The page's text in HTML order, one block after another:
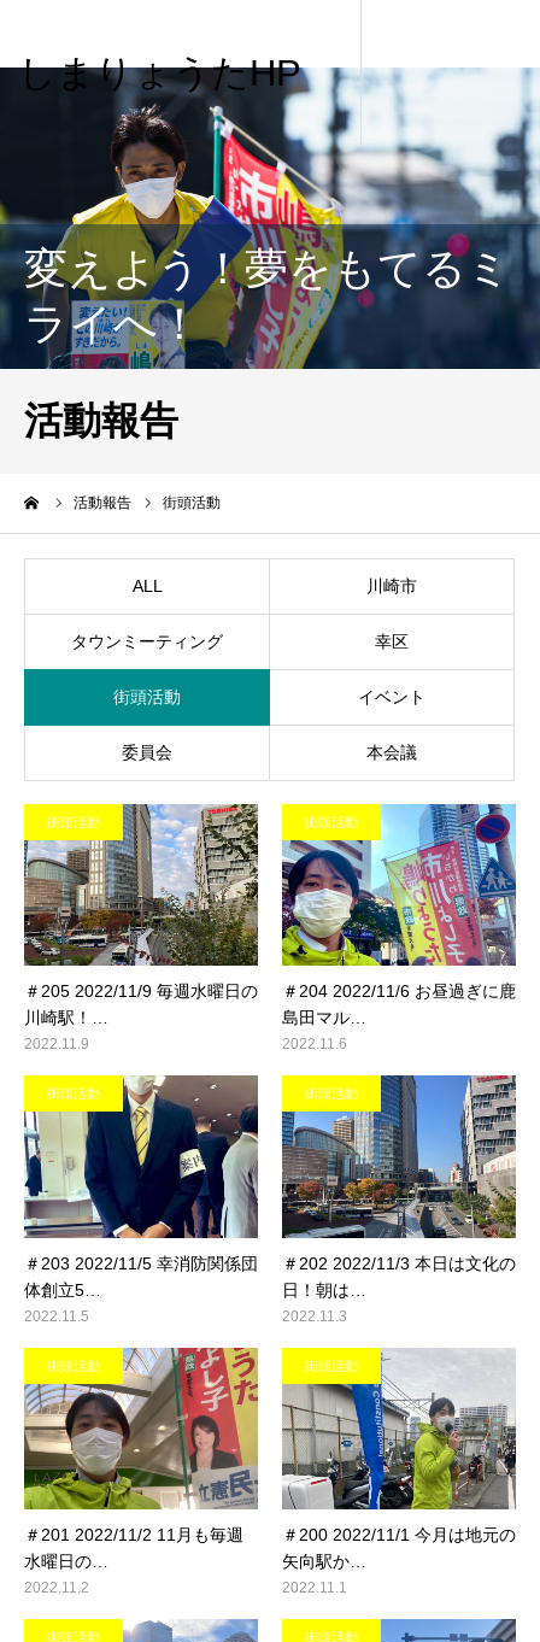
しまりょうたHP
変えよう！夢をもてるミ
ライへ！
活動報告
活動報告 街頭活動
ALL 川崎市
タウンミーティング 幸区
街頭活動 イベント
委員会 本会議
街頭活動
＃205 2022/11/9 毎週水曜日の
川崎駅！…
2022.11.9
街頭活動
＃204 2022/11/6 お昼過ぎに鹿
島田マル…
2022.11.6
街頭活動
＃203 2022/11/5 幸消防関係団
体創立5…
2022.11.5
街頭活動
＃202 2022/11/3 本日は文化の
日！朝は…
2022.11.3
街頭活動
＃201 2022/11/2 11月も毎週
水曜日の…
2022.11.2
街頭活動
＃200 2022/11/1 今月は地元の
矢向駅か…
2022.11.1
街頭活動 街頭活動